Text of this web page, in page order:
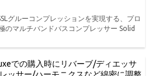
グルーコンプレッションを実現する、プロ
のマルチバンドバスコンプレッサー Solid
での購入時にリバーブ/ディエッサ